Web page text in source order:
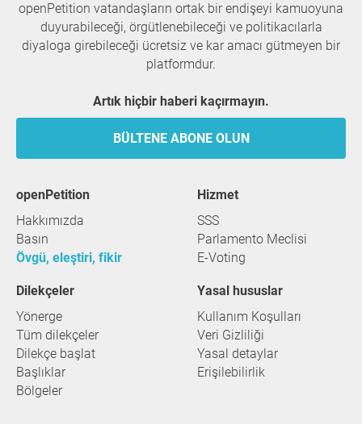
openPetition vatandaşların ortak bir endişeyi kamuoyuna
duyurabileceği, örgütlenebileceği ve politikacılarla
diyaloga girebileceği ücretsiz ve kar amacı gütmeyen bir
platformdur.
Artık hiçbir haberi kaçırmayın.
BÜLTENE ABONE OLUN
openPetition
Hakkımızda
Basın
Övgü, eleştiri, fikir
hizmet
SSS
Parlamento Meclisi
E-Voting
Dilekçeler
Yönerge
Tüm dilekçeler
Dilekçe başlat
Başlıklar
Bölgeler
Yasal hususlar
Kullanım Koşulları
Veri Gizliliği
Yasal detaylar
Erişilebilirlik